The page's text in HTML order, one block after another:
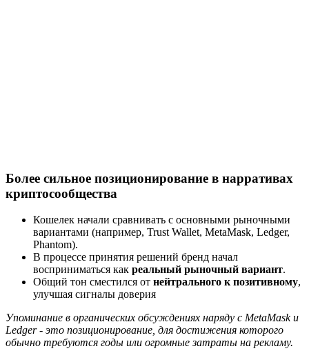
Более сильное позиционирование в нарративах
криптосообщества
Кошелек начали сравнивать с основными рыночными
вариантами (например, Trust Wallet, MetaMask, Ledger,
Phantom).
В процессе принятия решений бренд начал
восприниматься как реальный рыночный вариант.
Общий тон сместился от нейтрального к позитивному,
улучшая сигналы доверия
Упоминание в органических обсуждениях наряду с MetaMask и
Ledger - это позиционирование, для достижения которого
обычно требуются годы или огромные затраты на рекламу.